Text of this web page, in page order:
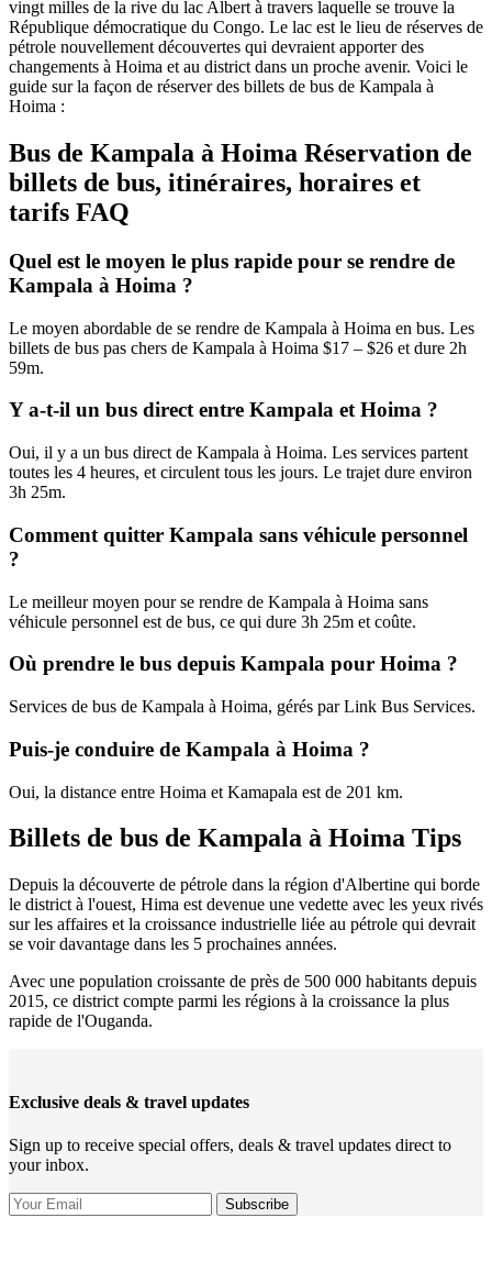
vingt milles de la rive du lac Albert à travers laquelle se trouve la
République démocratique du Congo. Le lac est le lieu de réserves de
pétrole nouvellement découvertes qui devraient apporter des
changements à Hoima et au district dans un proche avenir. Voici le
guide sur la façon de réserver des billets de bus de Kampala à
Hoima :
Bus de Kampala à Hoima Réservation de
billets de bus, itinéraires, horaires et
tarifs FAQ
Quel est le moyen le plus rapide pour se rendre de
Kampala à Hoima ?
Le moyen abordable de se rendre de Kampala à Hoima en bus. Les
billets de bus pas chers de Kampala à Hoima $17 – $26 et dure 2h
59m.
Y a-t-il un bus direct entre Kampala et Hoima ?
Oui, il y a un bus direct de Kampala à Hoima. Les services partent
toutes les 4 heures, et circulent tous les jours. Le trajet dure environ
3h 25m.
Comment quitter Kampala sans véhicule personnel
?
Le meilleur moyen pour se rendre de Kampala à Hoima sans
véhicule personnel est de bus, ce qui dure 3h 25m et coûte.
Où prendre le bus depuis Kampala pour Hoima ?
Services de bus de Kampala à Hoima, gérés par Link Bus Services.
Puis-je conduire de Kampala à Hoima ?
Oui, la distance entre Hoima et Kamapala est de 201 km.
Billets de bus de Kampala à Hoima Tips
Depuis la découverte de pétrole dans la région d'Albertine qui borde
le district à l'ouest, Hima est devenue une vedette avec les yeux rivés
sur les affaires et la croissance industrielle liée au pétrole qui devrait
se voir davantage dans les 5 prochaines années.
Avec une population croissante de près de 500 000 habitants depuis
2015, ce district compte parmi les régions à la croissance la plus
rapide de l'Ouganda.
Exclusive deals & travel updates
Sign up to receive special offers, deals & travel updates direct to
your inbox.